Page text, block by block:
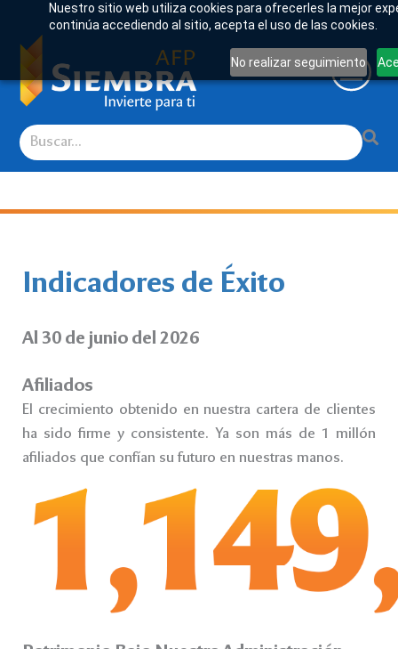
Nuestro sitio web utiliza cookies para ofrecerles la mejor
continúa accediendo al sitio, acepta el uso de las cookies.
No realizar seguimiento
Indicadores de Éxito
Al 30 de junio del 2026
Afiliados
El crecimiento obtenido en nuestra cartera de clientes
ha sido firme y consistente. Ya son más de 1 millón
afiliados que confían su futuro en nuestras manos.